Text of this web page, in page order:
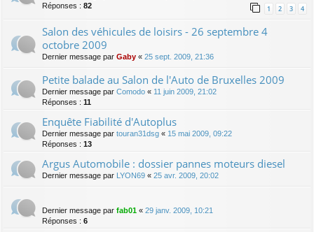
Réponses : 82 1 2 3 4
Salon des véhicules de loisirs - 26 septembre 4
octobre 2009
Dernier message par Gaby « 25 sept. 2009, 21:36
Petite balade au Salon de l'Auto de Bruxelles 2009
Dernier message par Comodo « 11 juin 2009, 21:02
Réponses : 11
Enquête Fiabilité d'Autoplus
Dernier message par touran31dsg « 15 mai 2009, 09:22
Réponses : 13
Argus Automobile : dossier pannes moteurs diesel
Dernier message par LYON69 « 25 avr. 2009, 20:02
Dernier message par fab01 « 29 janv. 2009, 10:21
Réponses : 6